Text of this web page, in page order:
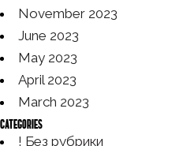
November 2023
June 2023
May 2023
April 2023
March 2023
Categories
! Без рубрики